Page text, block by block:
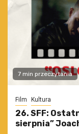
7 min przeczytania
Film Kultura
26. SFF:
sierpnia”